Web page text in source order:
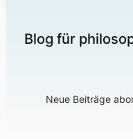
Blog für
Neue Beiträge